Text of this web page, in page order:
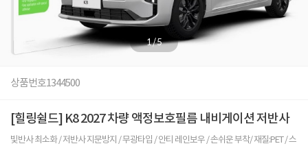
1/5
상품번호1344500
[힐링쉴드] K8 2027 차량 액정보호필름 내비게이션 저반사
빛반사 최소화 / 저반사 지문방지 / 무광타입 / 안티 레인보우 / 손쉬운 부착/ 재질:PET / 스